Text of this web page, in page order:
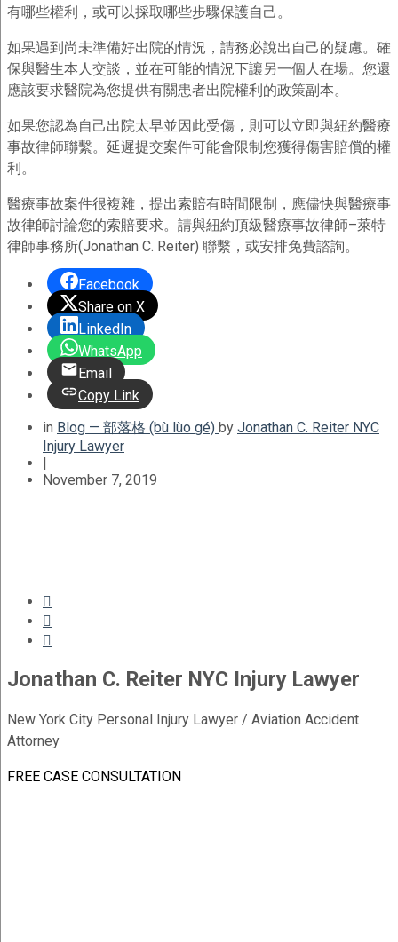
有哪些權利，或可以採取哪些步驟保護自己。
如果遇到尚未準備好出院的情況，請務必說出自己的疑慮。確
保與醫生本人交談，並在可能的情況下讓另一個人在場。您還
應該要求醫院為您提供有關患者出院權利的政策副本。
如果您認為自己出院太早並因此受傷，則可以立即與紐約醫療
事故律師聯繫。延遲提交案件可能會限制您獲得傷害賠償的權
利。
醫療事故案件很複雜，提出索賠有時間限制，應儘快與醫療事
故律師討論您的索賠要求。請與紐約頂級醫療事故律師–萊特
律師事務所(Jonathan C. Reiter) 聯繫，或安排免費諮詢。
Facebook
Share on X
LinkedIn
WhatsApp
Email
Copy Link
in Blog — 部落格 (bù lùo gé) by Jonathan C. Reiter NYC
Injury Lawyer
|
November 7, 2019



Jonathan C. Reiter NYC Injury Lawyer
New York City Personal Injury Lawyer / Aviation Accident
Attorney
FREE CASE CONSULTATION